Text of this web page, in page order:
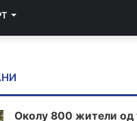
Околу 800 жители од